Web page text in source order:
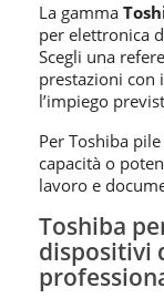
La gamma
per elettronica
Scegli una
prestazioni con
l’impiego
Per Toshiba
capacità o
lavoro e
Toshiba
dispositivi